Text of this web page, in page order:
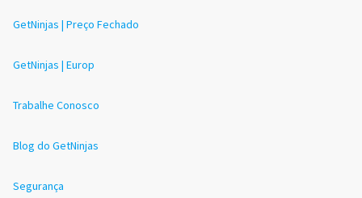
GetNinjas | Preço Fechado
GetNinjas | Europ
Trabalhe Conosco
Blog do GetNinjas
Segurança